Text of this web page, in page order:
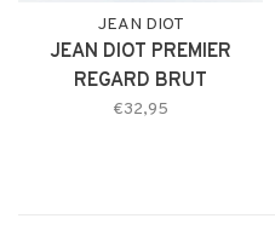
JEAN DIOT
JEAN DIOT PREMIER
REGARD BRUT
€32,95